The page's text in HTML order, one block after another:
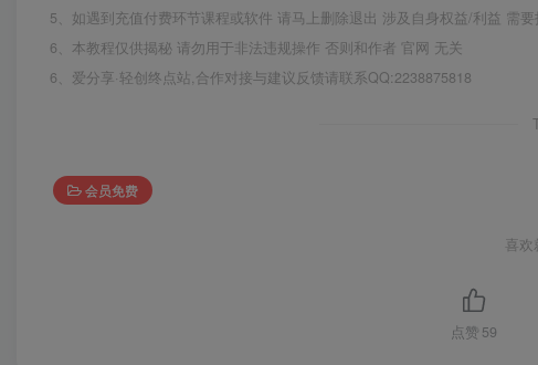
5、如遇到充值付费环节课程或软件 请马上删除退出 涉及自身权益/利益 需
6、本教程仅供揭秘 请勿用于非法违规操作 否则和作者 官网 无关
6、爱分享·轻创终点站,合作对接与建议反馈请联系QQ:2238875818
会员免费
喜
点赞 59